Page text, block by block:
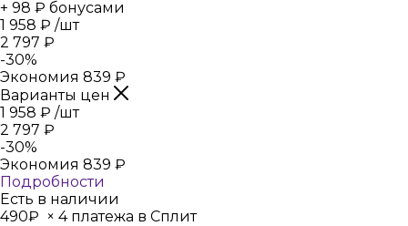
+ 98 ₽ бонусами
1 958 ₽ /шт
2 797 ₽
-30%
Экономия 839 ₽
Варианты цен
1 958 ₽ /шт
2 797 ₽
-30%
Экономия 839 ₽
Подробности
Есть в наличии
490₽ × 4 платежа в Сплит